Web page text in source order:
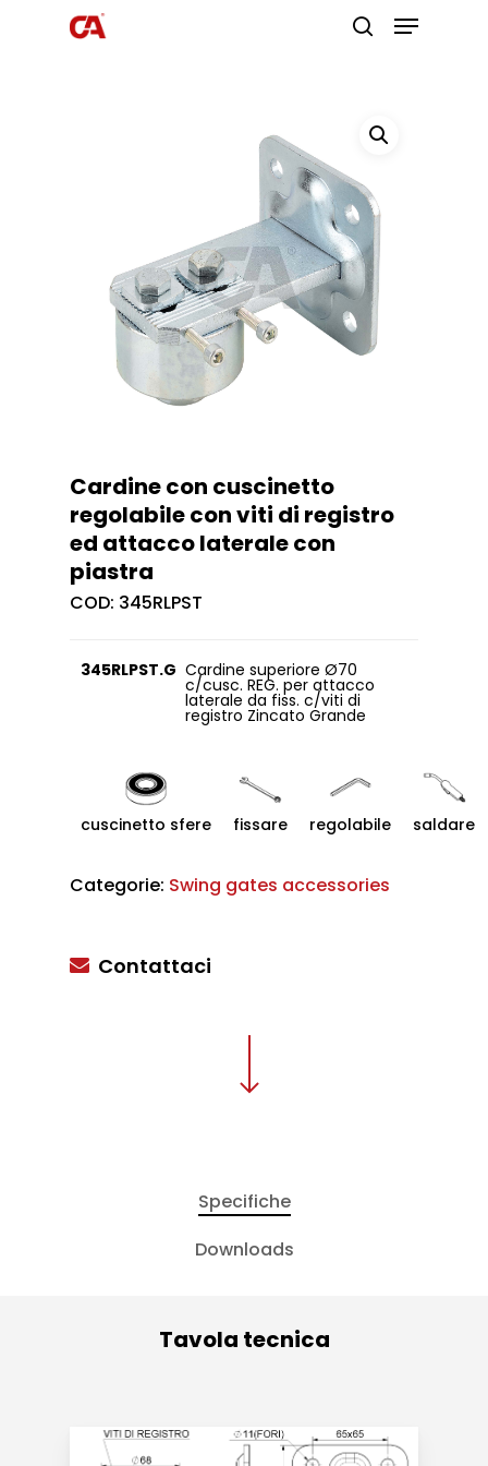
Cardine con cuscinetto
regolabile con viti di registro
ed attacco laterale con
piastra
COD: 345RLPST
345RLPST.G Cardine superiore Ø70
c/cusc. REG. per attacco
laterale da fiss. c/viti di
registro Zincato Grande
cuscinetto sfere fissare regolabile saldare
Categorie: Swing gates accessories
Contattaci
Specifiche
Downloads
Tavola tecnica